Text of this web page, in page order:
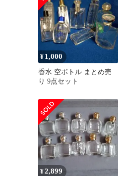
¥ 1,000
香水 空ボトル まとめ売
り 9点セット
¥2,899